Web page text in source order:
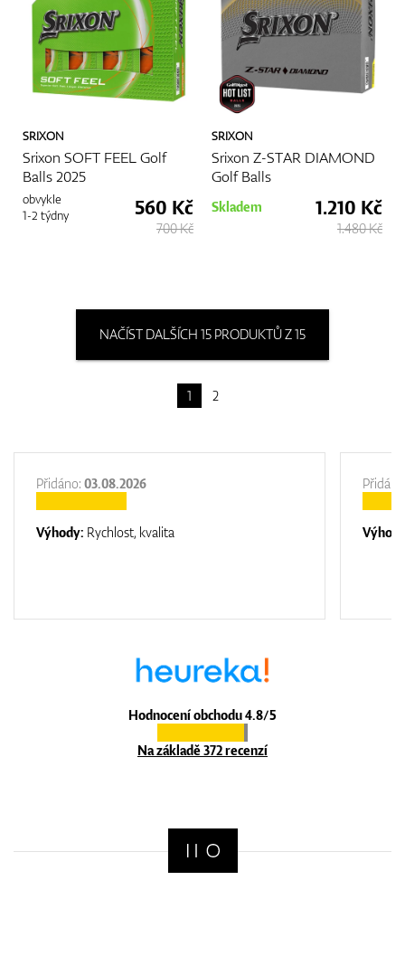
SRIXON
Srixon SOFT FEEL Golf
Balls 2025
obvykle
1-2 týdny
560 Kč
700 Kč
SRIXON
Srixon Z-STAR DIAMOND
Golf Balls
Skladem 1.210 Kč
1.480 Kč
NAČÍST DALŠÍCH 15 PRODUKTŮ Z 15
1 2
Hodnocení obchodu 4.8/5
Na základě 372 recenzí
Přidáno: 03.08.2026
Výhody: Rychlost, kvalita